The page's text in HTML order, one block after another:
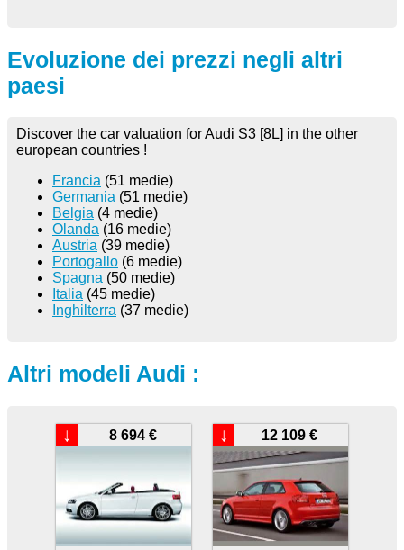
Evoluzione dei prezzi negli altri
paesi
Discover the car valuation for Audi S3 [8L] in the other
european countries !
Francia (51 medie)
Germania (51 medie)
Belgia (4 medie)
Olanda (16 medie)
Austria (39 medie)
Portogallo (6 medie)
Spagna (50 medie)
Italia (45 medie)
Inghilterra (37 medie)
Altri modeli Audi :
8 694 €
↓ 12 109 €
↓